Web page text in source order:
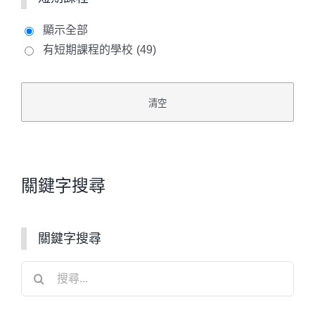
顯示全部
有短期課程的學校 (49)
關鍵字搜尋
關鍵字搜尋